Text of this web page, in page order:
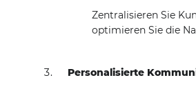
Zentralisieren Sie
optimieren Sie die
Personalisierte